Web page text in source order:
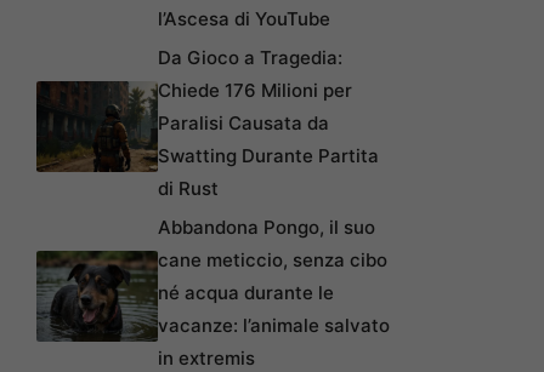
l’Ascesa di YouTube
Da Gioco a Tragedia:
Chiede 176 Milioni per
Paralisi Causata da
Swatting Durante Partita
di Rust
Abbandona Pongo, il suo
cane meticcio, senza cibo
né acqua durante le
vacanze: l’animale salvato
in extremis